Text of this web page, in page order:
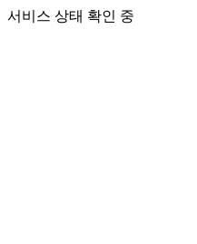
서비스 상태 확인 중